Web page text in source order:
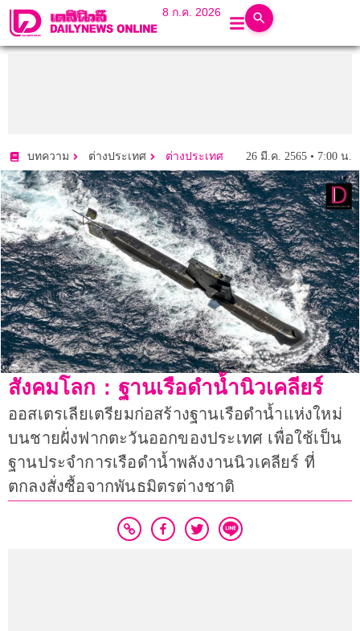
8 ก.ค. 2026
บทความ ต่างประเทศ ต่างประเทศ 26 มี.ค. 2565 • 7:00 น.
สังคมโลก : ฐานเรือดำน้ำนิวเคลียร์
ออสเตรเลียเตรียมก่อสร้างฐานเรือดำน้ำแห่งใหม่
บนชายฝั่งฟากตะวันออกของประเทศ เพื่อใช้เป็น
ฐานประจำการเรือดำน้ำพลังงานนิวเคลียร์ ที่
ตกลงสั่งซื้อจากพันธมิตรต่างชาติ